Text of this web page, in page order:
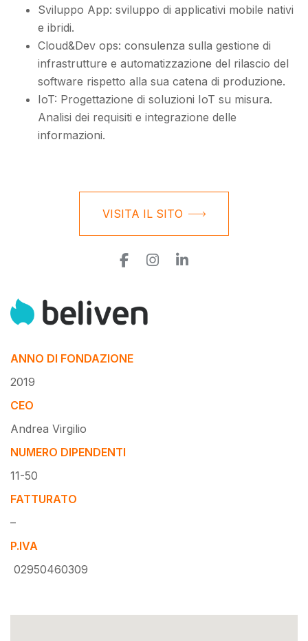
Sviluppo App: sviluppo di applicativi mobile nativi
e ibridi.
Cloud&Dev ops: consulenza sulla gestione di
infrastrutture e automatizzazione del rilascio del
software rispetto alla sua catena di produzione.
IoT: Progettazione di soluzioni IoT su misura.
Analisi dei requisiti e integrazione delle
informazioni.
VISITA IL SITO
ANNO DI FONDAZIONE
2019
CEO
Andrea Virgilio
NUMERO DIPENDENTI
11-50
FATTURATO
–
P.IVA
02950460309